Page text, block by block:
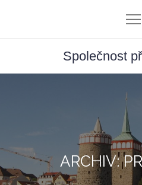
content
Společnost
ARCHIV: